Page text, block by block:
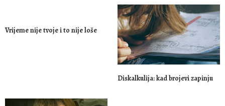
Vrijeme nije tvoje i to nije loše
Diskalkulija: kad brojevi zapinju